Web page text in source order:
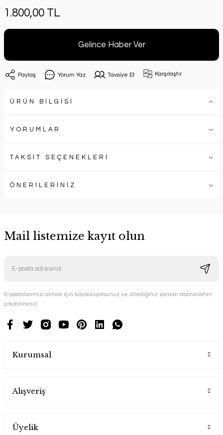
1.800,00 TL
Gelince Haber Ver
Paylaş Yorum Yaz Tavsiye Et Karşılaştır
ÜRÜN BİLGİSİ
YORUMLAR
TAKSİT SEÇENEKLERİ
ÖNERİLERİNİZ
Mail listemize kayıt olun
E-postalarımızı almak için kaydoluyorsunuz ve dilediğiniz zaman abonelikten
çıkabilirsiniz.
Kurumsal
Alışveriş
Üyelik